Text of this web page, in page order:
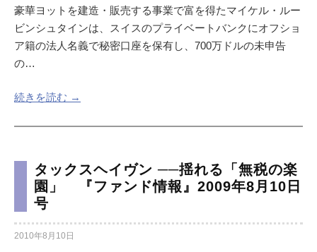
豪華ヨットを建造・販売する事業で富を得たマイケル・ルー
ビンシュタインは、スイスのプライベートバンクにオフショ
ア籍の法人名義で秘密口座を保有し、700万ドルの未申告
の…
続きを読む →
タックスヘイヴン ──揺れる「無税の楽
園」 『ファンド情報』2009年8月10日
号
2010年8月10日